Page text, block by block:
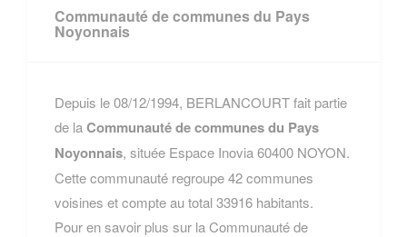
Communauté de communes du Pays
Noyonnais
Depuis le 08/12/1994, BERLANCOURT fait partie
de laCommunauté de communes du Pays
Noyonnais, située Espace Inovia 60400 NOYON.
Cette communauté regroupe 42 communes
voisines et compte au total 33916 habitants.
Pour en savoir plus sur la Communauté de